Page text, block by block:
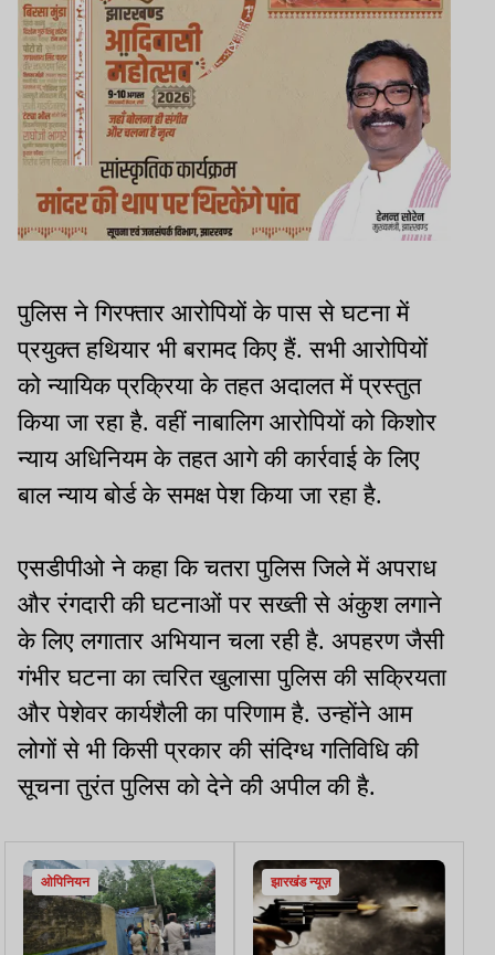
पुलिस ने गिरफ्तार आरोपियों के पास से घटना में
प्रयुक्त हथियार भी बरामद किए हैं. सभी आरोपियों
को न्यायिक प्रक्रिया के तहत अदालत में प्रस्तुत
किया जा रहा है. वहीं नाबालिग आरोपियों को किशोर
न्याय अधिनियम के तहत आगे की कार्रवाई के लिए
बाल न्याय बोर्ड के समक्ष पेश किया जा रहा है.
एसडीपीओ ने कहा कि चतरा पुलिस जिले में अपराध
और रंगदारी की घटनाओं पर सख्ती से अंकुश लगाने
के लिए लगातार अभियान चला रही है. अपहरण जैसी
गंभीर घटना का त्वरित खुलासा पुलिस की सक्रियता
और पेशेवर कार्यशैली का परिणाम है. उन्होंने आम
लोगों से भी किसी प्रकार की संदिग्ध गतिविधि की
सूचना तुरंत पुलिस को देने की अपील की है.
ओपिनियन झारखंड न्यूज़